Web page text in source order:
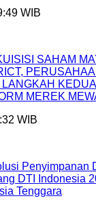
WIB
SAHAM
MEREK
WIB
Penyimpanan
DTI Indonesia
Tenggara